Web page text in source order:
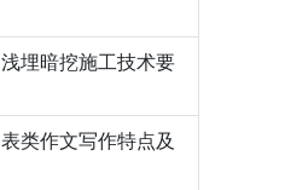
埋暗挖施工技术要
类作文写作特点及